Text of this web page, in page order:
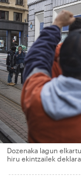
Dozenaka lagun
hiru ekintzailek